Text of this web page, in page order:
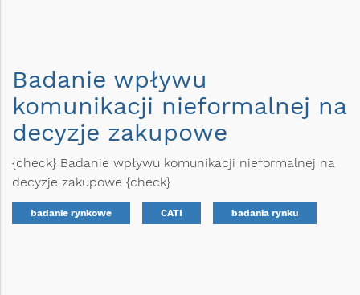
Badanie wpływu
komunikacji nieformalnej na
decyzje zakupowe
{check} Badanie wpływu komunikacji nieformalnej na
decyzje zakupowe {check}
badanie rynkowe CATI badania rynku